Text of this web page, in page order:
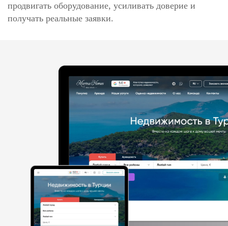
продвигать оборудование, усиливать доверие и
получать реальные заявки.